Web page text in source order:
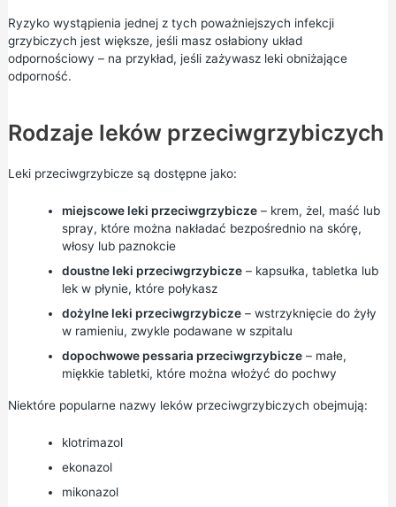
Ryzyko wystąpienia jednej z tych poważniejszych infekcji
grzybiczych jest większe, jeśli masz osłabiony układ
odpornościowy – na przykład, jeśli zażywasz leki obniżające
odporność.
Rodzaje leków przeciwgrzybiczych
Leki przeciwgrzybicze są dostępne jako:
miejscowe leki przeciwgrzybicze– krem, żel, maść lub
spray, które można nakładać bezpośrednio na skórę,
włosy lub paznokcie
doustne leki przeciwgrzybicze– kapsułka, tabletka lub
lek w płynie, które połykasz
dożylne leki przeciwgrzybicze– wstrzyknięcie do żyły
w ramieniu, zwykle podawane w szpitalu
dopochwowe pessaria przeciwgrzybicze– małe,
miękkie tabletki, które można włożyć do pochwy
Niektóre popularne nazwy leków przeciwgrzybiczych obejmują:
klotrimazol
ekonazol
mikonazol